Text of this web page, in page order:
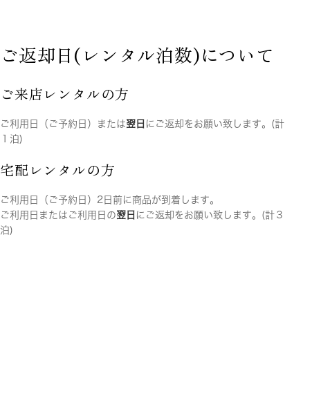
ご返却日(レンタル泊数)について
ご来店レンタルの方
ご利用日（ご予約日）または翌日 にご返却をお願い致します。(計
１泊)
宅配レンタルの方
ご利用日（ご予約日）2日前に商品が到着します。
ご利用日またはご利用日の翌日 にご返却をお願い致します。(計３
泊)